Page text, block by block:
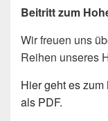
Beitritt zum
Wir freuen uns
Reihen unseres
Hier geht es zum
als PDF.